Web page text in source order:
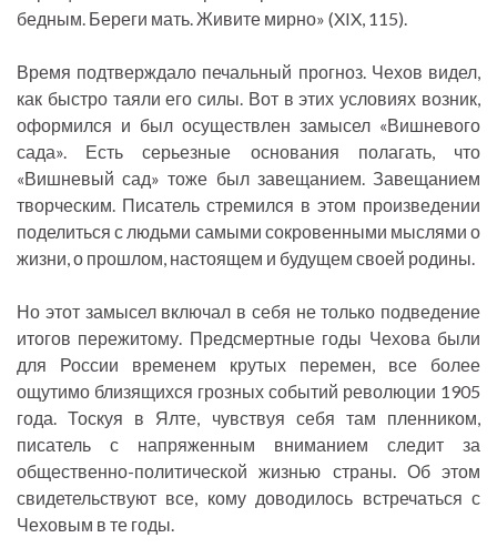
бедным. Береги мать. Живите мирно» (XIX, 115).
Время подтверждало печальный прогноз. Чехов видел,
как быстро таяли его силы. Вот в этих условиях возник,
оформился и был осуществлен замысел «Вишневого
сада». Есть серьезные основания полагать, что
«Вишневый сад» тоже был завещанием. Завещанием
творческим. Писатель стремился в этом произведении
поделиться с людьми самыми сокровенными мыслями о
жизни, о прошлом, настоящем и будущем своей родины.
Но этот замысел включал в себя не только подведение
итогов пережитому. Предсмертные годы Чехова были
для России временем крутых перемен, все более
ощутимо близящихся грозных событий революции 1905
года. Тоскуя в Ялте, чувствуя себя там пленником,
писатель с напряженным вниманием следит за
общественно-политической жизнью страны. Об этом
свидетельствуют все, кому доводилось встречаться с
Чеховым в те годы.